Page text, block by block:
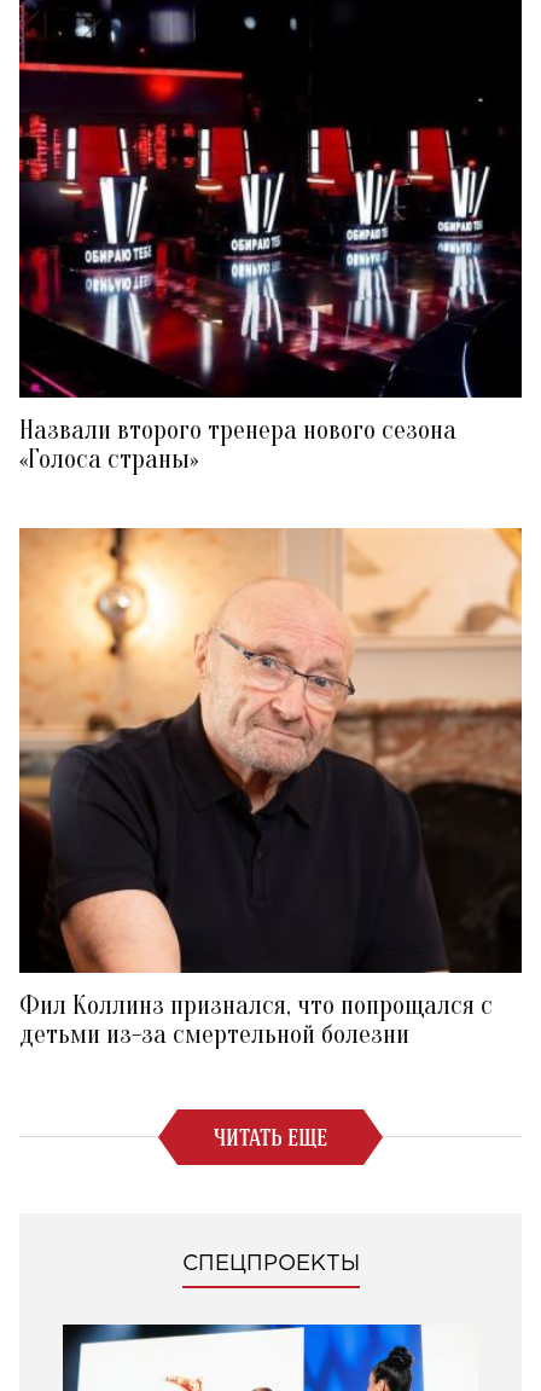
Назвали второго тренера нового сезона
«Голоса страны»
Фил Коллинз признался, что попрощался с
детьми из-за смертельной болезни
ЧИТАТЬ ЕЩЕ
СПЕЦПРОЕКТЫ